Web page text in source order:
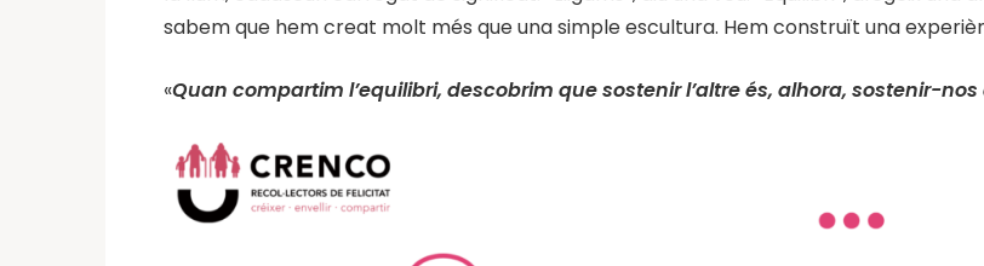
sabem que hem creat molt més que una simple escultura. Hem construït una
«Quan compartim l’equilibri, descobrim que sostenir l’altre és, alhora, sostenir-